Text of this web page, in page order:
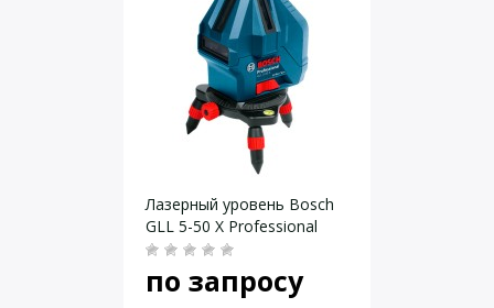
Лазерный уровень Bosch
GLL 5-50 X Professional
по запросу